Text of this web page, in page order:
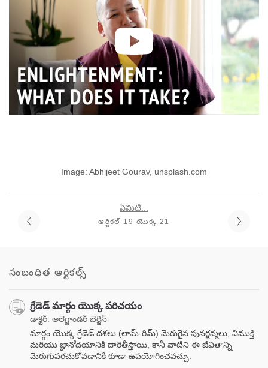
Image: Abhijeet Gourav, unsplash.com
ఏమిటి...
ఆర్టికల్ 19 యొక్క 21
సంబంధిత ఆర్టికల్స్
గ్రేడెడ్ మార్గం యొక్క పరిచయం
డాక్టర్. అలెగ్జాండర్ బెర్జిన్
మార్గం యొక్క గ్రేడెడ్ దశలు (లామ్-రిమ్) మెరుగైన పునర్జన్మలు, విముక్తి
మరియు జ్ఞానోదయానికి దారితీస్తాయి, కానీ వాటిని ఈ జీవితాన్ని
మెరుగుపరచుకోవడానికి కూడా ఉపయోగించవచ్చు.